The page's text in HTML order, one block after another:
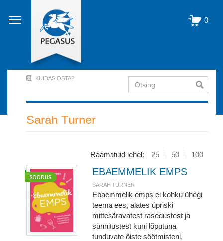
edasi
põhisisu
0
Account
Menu
KUIDAS OSTA? Otsing
Sarah Turner
Raamatuid lehel: 25 50 100
EBAEMMELIK EMPS
SARAH TURNER
Ebaemmelik emps ei kohku ühegi
teema ees, alates üpriski
mittesäravatest rasedustest ja
sünnitustest kuni lõputuna
tunduvate öiste söötmisteni,